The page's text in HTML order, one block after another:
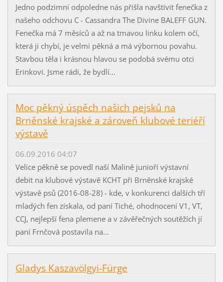
Jedno podzimní odpoledne nás přišla navštívit fenečka z
našeho odchovu C - Cassandra The Divine BALEFF GUN.
Fenečka má 7 měsíců a až na tmavou linku kolem očí,
která ji chybí, je velmi pěkná a má výbornou povahu.
Stavbou těla i krásnou hlavou se podobá svému otci
Erinkovi. Jsme rádi, že bydlí...
Moc pěkný úspěch našich pejsků na
Brněnské krajské a zároveň klubové teriéří
výstavě
06.09.2016 04:07
Velice pěkně se povedl naší Malině junioří výstavní
debit na klubové výstavě KCHT při Brněnské krajské
výstavě psů (2016-08-28) - kde, v konkurenci dalších tří
mladých fen získala, od paní Tiché, ohodnocení V1, VT,
CCJ, nejlepší fena plemene a v závěřečných soutěžích jí
paní Frnčová postavila na...
Gladys Kaszavölgyi-Fürge